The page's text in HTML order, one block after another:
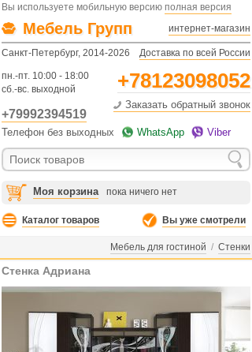
Вы используете мобильную версию полная версия
Мебель Групп интернет-магазин
Санкт-Петербург, 2014-2026 Доставка по всей России
пн.-пт. 10:00 - 18:00
сб.-вс. выходной
+78123098052
+79992394519
Заказать обратный звонок
Телефон без выходных WhatsApp Viber
Моя корзина пока ничего нет
Каталог товаров Вы уже смотрели
Мебель для гостиной / Стенки
Стенка Адриана